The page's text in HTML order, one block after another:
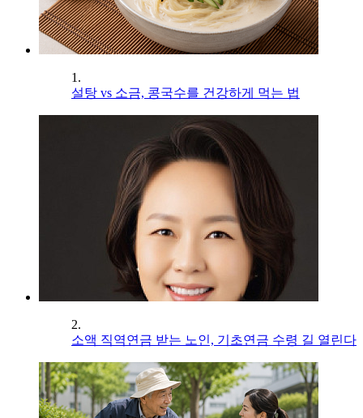
1.
설탕 vs 소금, 콩국수를 건강하게 먹는 법
2.
소액 직역연금 받는 노인, 기초연금 수령 길 열린다